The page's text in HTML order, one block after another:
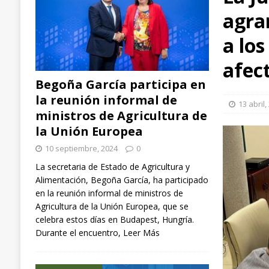
arroz, aplicadas en España, Italia y Chile
[ 3 septiembre, 2024 ]
Ángel Ballesteros
el sector”
GANADERÍA
Begoña García
NACIONAL
a
13 abril,
Begoña García participa en
la reunión informal de
ministros de Agricultura de
la Unión Europea
10 septiembre, 2024 0
La secretaria de Estado de Agricultura y
Alimentación, Begoña García, ha participado
en la reunión informal de ministros de
Agricultura de la Unión Europea, que se
celebra estos días en Budapest, Hungría.
Durante el encuentro, Leer Más